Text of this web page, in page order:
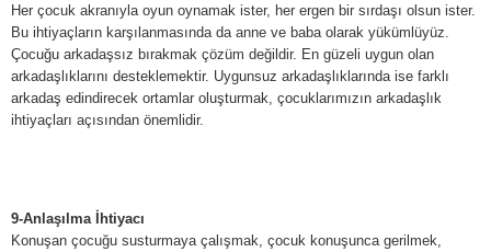
Her çocuk akranıyla oyun oynamak ister, her ergen bir sırdaşı olsun ister.
Bu ihtiyaçların karşılanmasında da anne ve baba olarak yükümlüyüz.
Çocuğu arkadaşsız bırakmak çözüm değildir. En güzeli uygun olan
arkadaşlıklarını desteklemektir. Uygunsuz arkadaşlıklarında ise farklı
arkadaş edindirecek ortamlar oluşturmak, çocuklarımızın arkadaşlık
ihtiyaçları açısından önemlidir.
9-Anlaşılma İhtiyacı
Konuşan çocuğu susturmaya çalışmak, çocuk konuşunca gerilmek,